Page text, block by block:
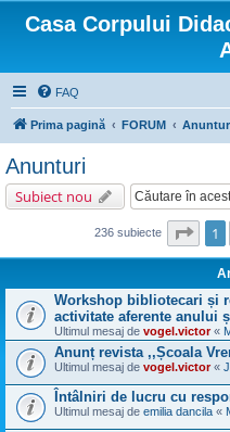
Casa Corpului
FAQ
Prima pagină FORUM
Anunturi
Subiect nou
236 subiecte 1
Workshop bibliotecari și
activitate aferente anului
Ultimul mesaj de vogel.victor«
Anunț revista ,,Școala
Ultimul mesaj de vogel.victor«
Întâlniri de lucru cu
Ultimul mesaj de emilia dancila «